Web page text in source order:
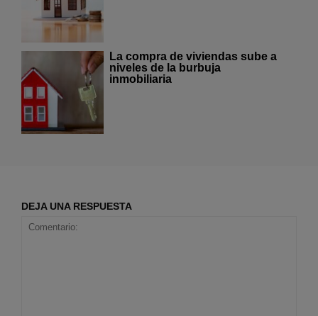
La compra de viviendas sube a
niveles de la burbuja
inmobiliaria
DEJA UNA RESPUESTA